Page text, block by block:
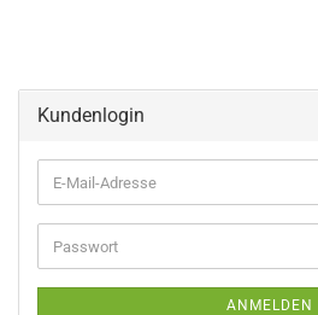
Kundenlogin
E-
Mail-
Adresse
Passwort
ANMELDEN